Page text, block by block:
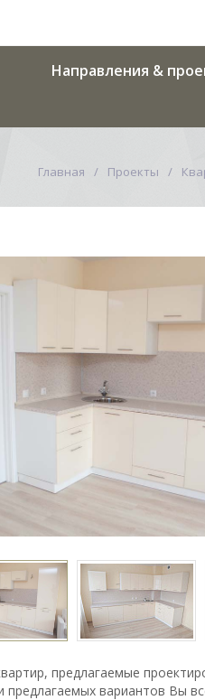
Направления &
Главная Проекты
предлагаемые
предлагаемых вариантов Вы